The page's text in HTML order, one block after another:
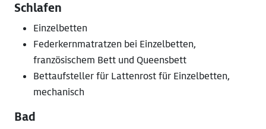
Schlafen
Einzelbetten
Federkernmatratzen bei Einzelbetten,
französischem Bett und Queensbett
Bettaufsteller für Lattenrost für Einzelbetten,
mechanisch
Bad